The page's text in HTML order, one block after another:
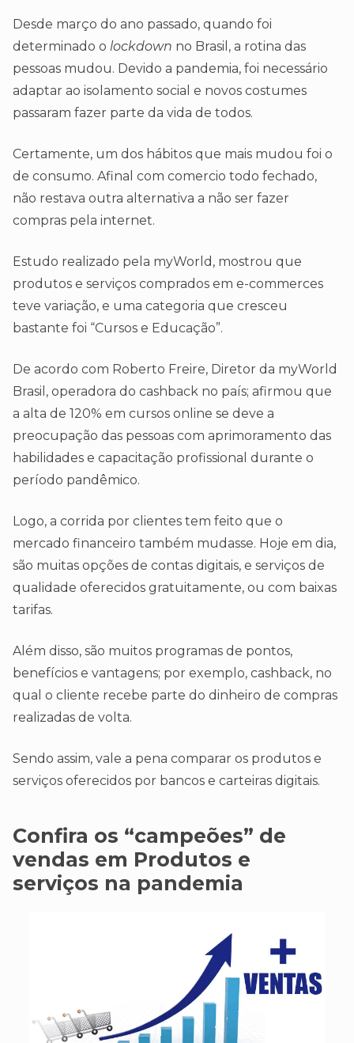
Desde março do ano passado, quando foi
determinado o lockdown no Brasil, a rotina das
pessoas mudou. Devido a pandemia, foi necessário
adaptar ao isolamento social e novos costumes
passaram fazer parte da vida de todos.
Certamente, um dos hábitos que mais mudou foi o
de consumo. Afinal com comercio todo fechado,
não restava outra alternativa a não ser fazer
compras pela internet.
Estudo realizado pela myWorld, mostrou que
produtos e serviços comprados em e-commerces
teve variação, e uma categoria que cresceu
bastante foi “Cursos e Educação”.
De acordo com Roberto Freire, Diretor da myWorld
Brasil, operadora do cashback no país; afirmou que
a alta de 120% em cursos online se deve a
preocupação das pessoas com aprimoramento das
habilidades e capacitação profissional durante o
período pandêmico.
Logo, a corrida por clientes tem feito que o
mercado financeiro também mudasse. Hoje em dia,
são muitas opções de contas digitais, e serviços de
qualidade oferecidos gratuitamente, ou com baixas
tarifas.
Além disso, são muitos programas de pontos,
benefícios e vantagens; por exemplo, cashback, no
qual o cliente recebe parte do dinheiro de compras
realizadas de volta.
Sendo assim, vale a pena comparar os produtos e
serviços oferecidos por bancos e carteiras digitais.
Confira os “campeões” de
vendas em Produtos e
serviços na pandemia